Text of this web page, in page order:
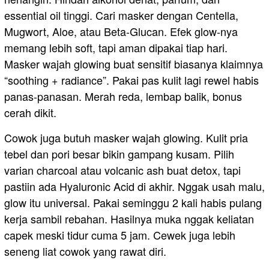
essential oil tinggi. Cari masker dengan Centella,
Mugwort, Aloe, atau Beta-Glucan. Efek glow-nya
memang lebih soft, tapi aman dipakai tiap hari.
Masker wajah glowing buat sensitif biasanya klaimnya
“soothing + radiance”. Pakai pas kulit lagi rewel habis
panas-panasan. Merah reda, lembap balik, bonus
cerah dikit.
Cowok juga butuh masker wajah glowing. Kulit pria
tebel dan pori besar bikin gampang kusam. Pilih
varian charcoal atau volcanic ash buat detox, tapi
pastiin ada Hyaluronic Acid di akhir. Nggak usah malu,
glow itu universal. Pakai seminggu 2 kali habis pulang
kerja sambil rebahan. Hasilnya muka nggak keliatan
capek meski tidur cuma 5 jam. Cewek juga lebih
seneng liat cowok yang rawat diri.